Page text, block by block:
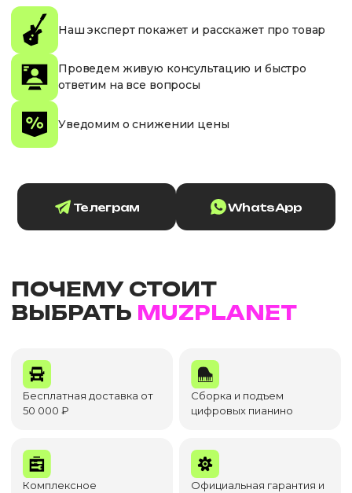
Наш эксперт покажет и расскажет про товар
Проведем живую консультацию и быстро
ответим на все вопросы
Уведомим о снижении цены
Телеграм WhatsApp
ПОЧЕМУ СТОИТ
ВЫБРАТЬ MUZPLANET
Бесплатная доставка от
50 000 ₽
Сборка и подъем
цифровых пианино
Комплексное
Официальная гарантия и